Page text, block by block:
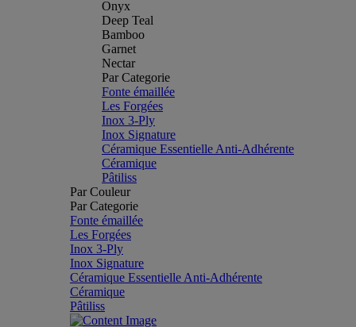
Onyx
Deep Teal
Bamboo
Garnet
Nectar
Par Categorie
Fonte émaillée
Les Forgées
Inox 3-Ply
Inox Signature
Céramique Essentielle Anti-Adhérente
Céramique
Pâtiliss
Par Couleur
Par Categorie
Fonte émaillée
Les Forgées
Inox 3-Ply
Inox Signature
Céramique Essentielle Anti-Adhérente
Céramique
Pâtiliss